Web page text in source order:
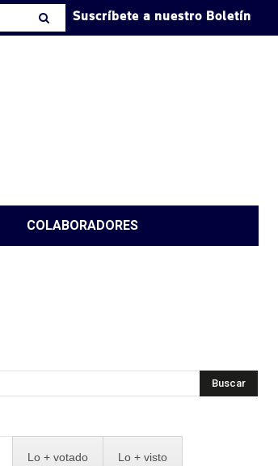
Suscríbete a nuestro Boletín
COLABORADORES
Buscar
Lo + votado Lo + visto